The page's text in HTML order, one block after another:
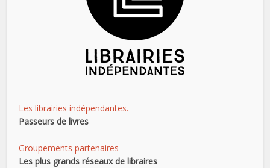
Les librairies indépendantes.
Passeurs de livres
Groupements partenaires
Les plus grands réseaux de libraires